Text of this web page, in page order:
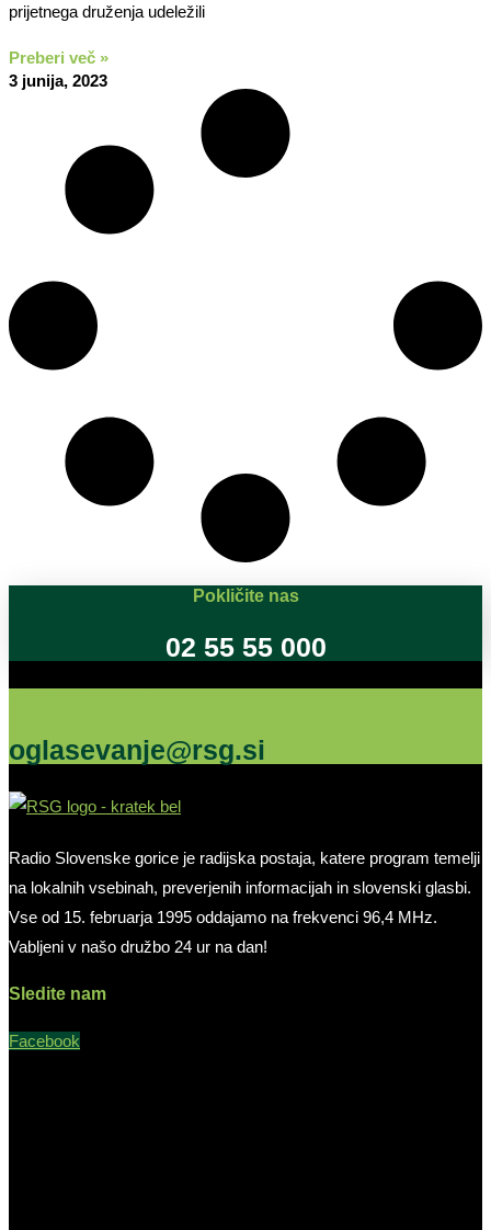
prijetnega druženja udeležili
Preberi več »
3 junija, 2023
Pokličite nas
02 55 55 000
oglasevanje@rsg.si
Radio Slovenske gorice je radijska postaja, katere program temelji
na lokalnih vsebinah, preverjenih informacijah in slovenski glasbi.
Vse od 15. februarja 1995 oddajamo na frekvenci 96,4 MHz.
Vabljeni v našo družbo 24 ur na dan!
Sledite nam
Facebook